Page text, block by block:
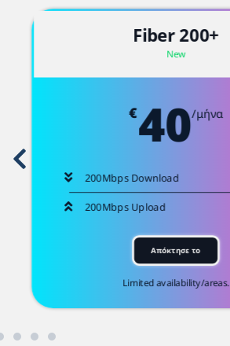
Fiber 200+
New
€40/μήνα
200Mbps Download
200Mbps Upload
Απόκτησε το
Limited availability/areas.